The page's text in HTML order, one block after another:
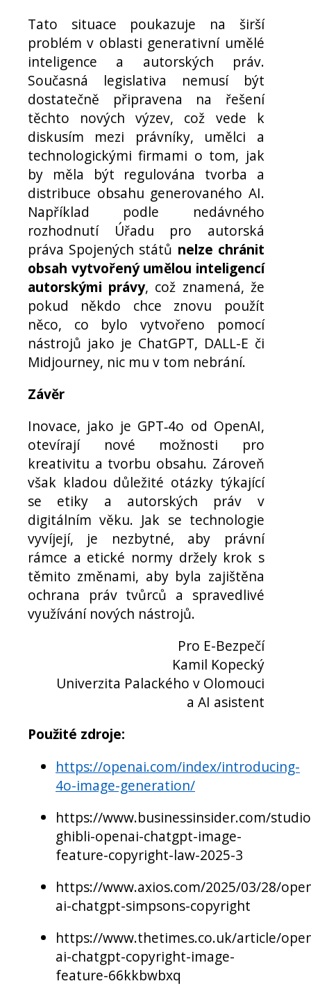
Tato situace poukazuje na širší
problém v oblasti generativní umělé
inteligence a autorských práv.
Současná legislativa nemusí být
dostatečně připravena na řešení
těchto nových výzev, což vede k
diskusím mezi právníky, umělci a
technologickými firmami o tom, jak
by měla být regulována tvorba a
distribuce obsahu generovaného AI.
Například podle nedávného
rozhodnutí Úřadu pro autorská
práva Spojených států nelze chránit
obsah vytvořený umělou inteligencí
autorskými právy, což znamená, že
pokud někdo chce znovu použít
něco, co bylo vytvořeno pomocí
nástrojů jako je ChatGPT, DALL-E či
Midjourney, nic mu v tom nebrání.
Závěr
Inovace, jako je GPT‑4o od OpenAI,
otevírají nové možnosti pro
kreativitu a tvorbu obsahu. Zároveň
však kladou důležité otázky týkající
se etiky a autorských práv v
digitálním věku. Jak se technologie
vyvíjejí, je nezbytné, aby právní
rámce a etické normy držely krok s
těmito změnami, aby byla zajištěna
ochrana práv tvůrců a spravedlivé
využívání nových nástrojů.
Pro E-Bezpečí
Kamil Kopecký
Univerzita Palackého v Olomouci
a AI asistent
Použité zdroje:
https://openai.com/index/introducing-
4o-image-generation/
https://www.businessinsider.com/
ghibli-openai-chatgpt-image-
feature-copyright-law-2025-3
https://www.axios.com/2025/03/28/
ai-chatgpt-simpsons-copyright
https://www.thetimes.co.uk/article/
ai-chatgpt-copyright-image-
feature-66kkbwbxq